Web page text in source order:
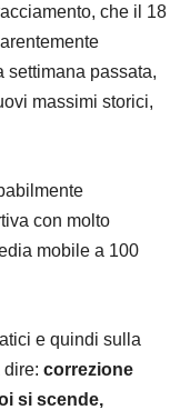
che il 18
settimana passata,
massimi storici,
con molto
mobile a 100
e quindi sulla
dire: correzione
si scende,